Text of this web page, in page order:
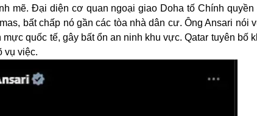
mẽ. Đại diện cơ quan ngoại giao Doha tố Chính quyền
bất chấp nó gần các tòa nhà dân cư. Ông Ansari nói
quốc tế, gây bất ổn an ninh khu vực. Qatar tuyên bố
vụ việc.